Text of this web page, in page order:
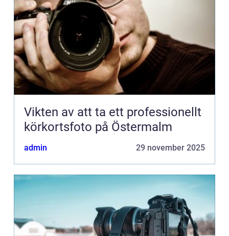
Vikten av att ta ett professionellt
körkortsfoto på Östermalm
admin 29 november 2025